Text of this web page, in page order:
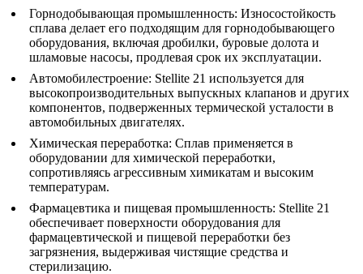
Горнодобывающая промышленность: Износостойкость
сплава делает его подходящим для горнодобывающего
оборудования, включая дробилки, буровые долота и
шламовые насосы, продлевая срок их эксплуатации.
Автомобилестроение: Stellite 21 используется для
высокопроизводительных выпускных клапанов и других
компонентов, подверженных термической усталости в
автомобильных двигателях.
Химическая переработка: Сплав применяется в
оборудовании для химической переработки,
сопротивляясь агрессивным химикатам и высоким
температурам.
Фармацевтика и пищевая промышленность: Stellite 21
обеспечивает поверхности оборудования для
фармацевтической и пищевой переработки без
загрязнения, выдерживая чистящие средства и
стерилизацию.